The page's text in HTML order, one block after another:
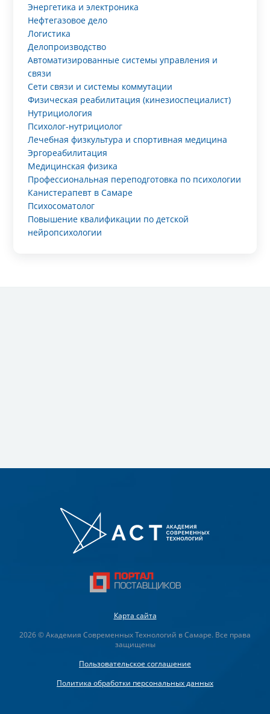
Энергетика и электроника
Нефтегазовое дело
Логистика
Делопроизводство
Автоматизированные системы управления и
связи
Сети связи и системы коммутации
Физическая реабилитация (кинезиоспециалист)
Нутрициология
Психолог-нутрициолог
Лечебная физкультура и спортивная медицина
Эргореабилитация
Медицинская физика
Профессиональная переподготовка по психологии
Канистерапевт в Самаре
Психосоматолог
Повышение квалификации по детской
нейропсихологии
Карта сайта
2026 © Академия Современных Технологий в Самаре. Все права
защищены
Пользовательское соглашение
Политика обработки персональных данных